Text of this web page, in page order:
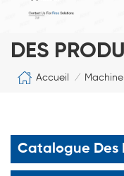
DES
Accueil /
Catalogue Des